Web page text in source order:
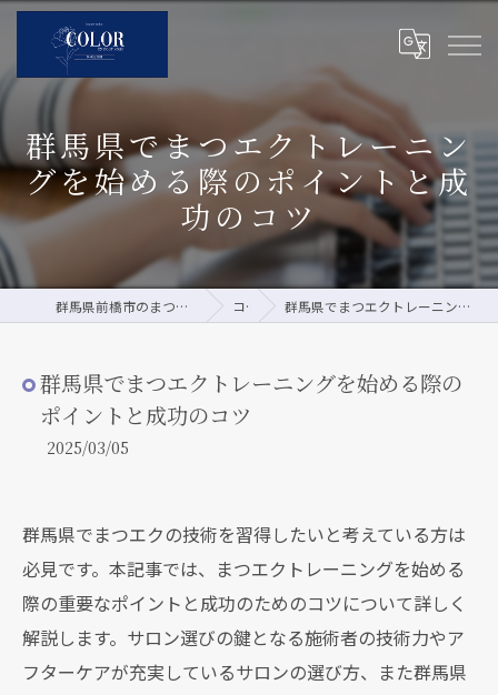
群馬県でまつエクトレーニン
グを始める際のポイントと成
功のコツ
群馬県前橋市のまつエクならCOLOR by pour vous コラム 群馬県でまつエクトレーニングを始める際のポイントと成功のコツ
群馬県でまつエクトレーニングを始める際の
ポイントと成功のコツ
2025/03/05
群馬県でまつエクの技術を習得したいと考えている方は
必見です。本記事では、まつエクトレーニングを始める
際の重要なポイントと成功のためのコツについて詳しく
解説します。サロン選びの鍵となる施術者の技術力やア
フターケアが充実しているサロンの選び方、また群馬県